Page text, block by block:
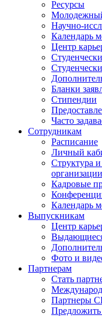
Ресурсы
Научно-
Календарь
Центр
Бланки
Стипендии
Часто
Сотрудникам
Расписание
Личный
Структура
организации
Кадровые
Календарь
Выпускникам
Центр
Фото и
Партнерам
Стать
Партнеры